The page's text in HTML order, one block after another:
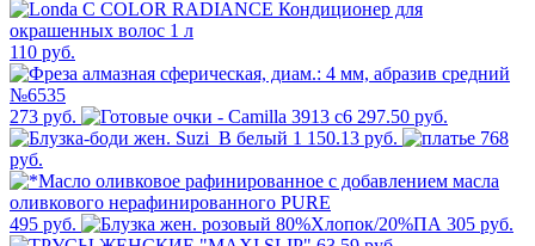
110 руб.
273 руб.
297.50 руб.
1 150.13 руб.
768
руб.
495 руб.
305 руб.